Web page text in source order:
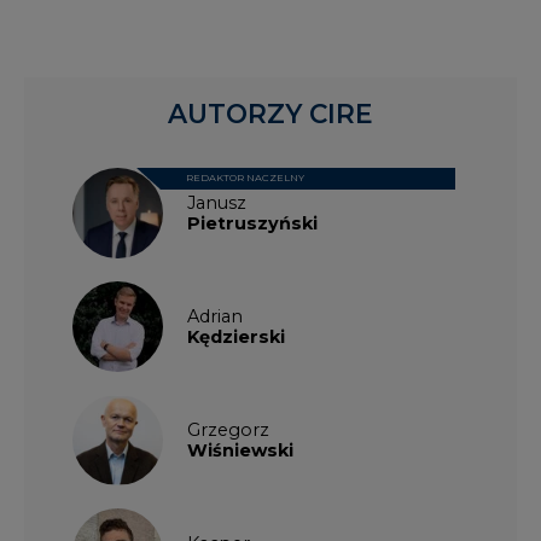
Janusz
Pietruszyński
REDAKTOR NACZELNY
Adrian
Kędzierski
Grzegorz
Wiśniewski
AUTORZY CIRE